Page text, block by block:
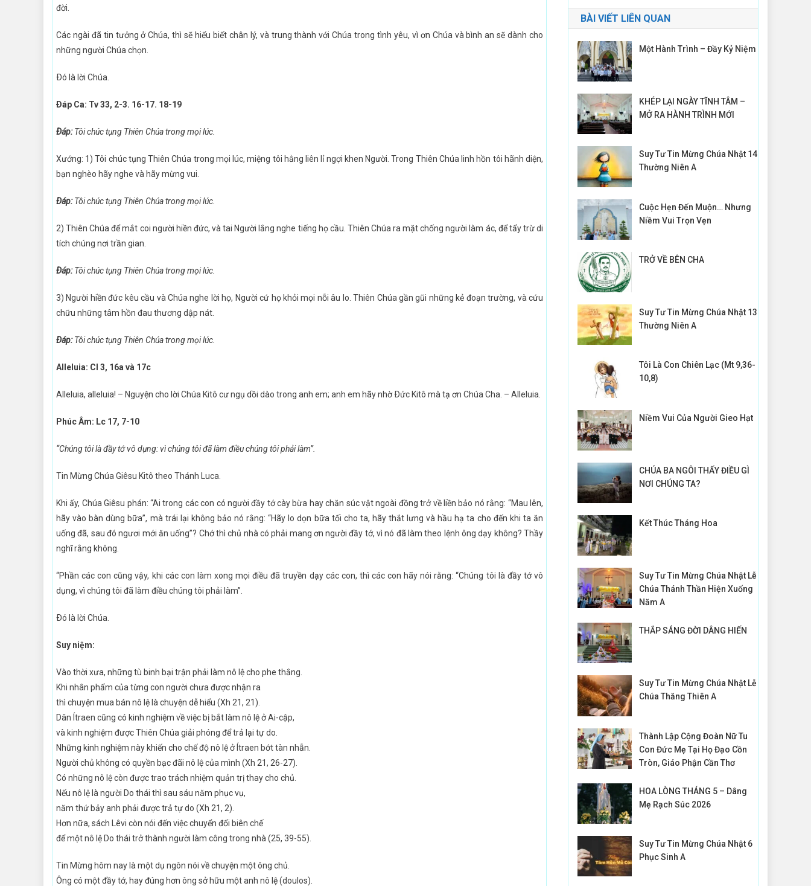
đời.
Các ngài đã tin tưởng ở Chúa, thì sẽ hiểu biết chân lý, và trung thành với Chúa trong tình yêu, vì ơn Chúa và bình an sẽ dành cho
những người Chúa chọn.
Ðó là lời Chúa.
Ðáp Ca: Tv 33, 2-3. 16-17. 18-19
Ðáp:Tôi chúc tụng Thiên Chúa trong mọi lúc.
Xướng: 1) Tôi chúc tụng Thiên Chúa trong mọi lúc, miệng tôi hằng liên lỉ ngợi khen Người. Trong Thiên Chúa linh hồn tôi hãnh diện,
bạn nghèo hãy nghe và hãy mừng vui.
Ðáp:Tôi chúc tụng Thiên Chúa trong mọi lúc.
2) Thiên Chúa để mắt coi người hiền đức, và tai Người lắng nghe tiếng họ cầu. Thiên Chúa ra mặt chống người làm ác, để tẩy trừ di
tích chúng nơi trần gian.
Ðáp:Tôi chúc tụng Thiên Chúa trong mọi lúc.
3) Người hiền đức kêu cầu và Chúa nghe lời họ, Người cứ họ khỏi mọi nỗi âu lo. Thiên Chúa gần gũi những kẻ đoạn trường, và cứu
chữu những tâm hồn đau thương dập nát.
Ðáp:Tôi chúc tụng Thiên Chúa trong mọi lúc.
Alleluia: Cl 3, 16a và 17c
Alleluia, alleluia! – Nguyện cho lời Chúa Kitô cư ngụ dồi dào trong anh em; anh em hãy nhờ Ðức Kitô mà tạ ơn Chúa Cha. – Alleluia.
Phúc Âm: Lc 17, 7-10
“Chúng tôi là đầy tớ vô dụng: vì chúng tôi đã làm điều chúng tôi phải làm”.
Tin Mừng Chúa Giêsu Kitô theo Thánh Luca.
Khi ấy, Chúa Giêsu phán: “Ai trong các con có người đầy tớ cày bừa hay chăn súc vật ngoài đồng trở về liền bảo nó rằng: “Mau lên,
hãy vào bàn dùng bữa”, mà trái lại không bảo nó rằng: “Hãy lo dọn bữa tối cho ta, hãy thắt lưng và hầu hạ ta cho đến khi ta ăn
uống đã, sau đó ngươi mới ăn uống”? Chớ thì chủ nhà có phải mang ơn người đầy tớ, vì nó đã làm theo lệnh ông dạy không? Thầy
nghĩ rằng không.
“Phần các con cũng vậy, khi các con làm xong mọi điều đã truyền dạy các con, thì các con hãy nói rằng: “Chúng tôi là đầy tớ vô
dụng, vì chúng tôi đã làm điều chúng tôi phải làm”.
Ðó là lời Chúa.
Suy niệm:
Vào thời xưa, những tù binh bại trận phải làm nô lệ cho phe thắng.
Khi nhân phẩm của từng con người chưa được nhận ra
thì chuyện mua bán nô lệ là chuyện dễ hiểu (Xh 21, 21).
Dân Ítraen cũng có kinh nghiệm về việc bị bắt làm nô lệ ở Ai-cập,
và kinh nghiệm được Thiên Chúa giải phóng để trả lại tự do.
Những kinh nghiệm này khiến cho chế độ nô lệ ở Ítraen bớt tàn nhẫn.
Người chủ không có quyền bạc đãi nô lệ của mình (Xh 21, 26-27).
Có những nô lệ còn được trao trách nhiệm quản trị thay cho chủ.
Nếu nô lệ là người Do thái thì sau sáu năm phục vụ,
năm thứ bảy anh phải được trả tự do (Xh 21, 2).
Hơn nữa, sách Lêvi còn nói đến việc chuyển đổi biên chế
để một nô lệ Do thái trở thành người làm công trong nhà (25, 39-55).
Tin Mừng hôm nay là một dụ ngôn nói về chuyện một ông chủ.
Ông có một đầy tớ, hay đúng hơn ông sở hữu một anh nô lệ (doulos).
BÀI VIẾT LIÊN QUAN
Một Hành Trình – Đầy Kỷ Niệm
KHÉP LẠI NGÀY TĨNH TÂM –
MỞ RA HÀNH TRÌNH MỚI
Suy Tư Tin Mừng Chúa Nhật 14
Thường Niên A
Cuộc Hẹn Đến Muộn… Nhưng
Niềm Vui Trọn Vẹn
TRỞ VỀ BÊN CHA
Suy Tư Tin Mừng Chúa Nhật 13
Thường Niên A
Tôi Là Con Chiên Lạc (Mt 9,36-
10,8)
Niềm Vui Của Người Gieo Hạt
CHÚA BA NGÔI THẤY ĐIỀU GÌ
NƠI CHÚNG TA?
Kết Thúc Tháng Hoa
Suy Tư Tin Mừng Chúa Nhật Lễ
Chúa Thánh Thần Hiện Xuống
Năm A
THẮP SÁNG ĐỜI DÂNG HIẾN
Suy Tư Tin Mừng Chúa Nhật Lễ
Chúa Thăng Thiên A
Thành Lập Cộng Đoàn Nữ Tu
Con Đức Mẹ Tại Họ Đạo Cồn
Tròn, Giáo Phận Cần Thơ
HOA LÒNG THÁNG 5 – Dâng
Mẹ Rạch Súc 2026
Suy Tư Tin Mừng Chúa Nhật 6
Phục Sinh A